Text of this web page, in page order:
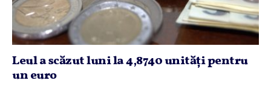
Leul a scăzut luni la 4,8740 unităţi pentru
un euro